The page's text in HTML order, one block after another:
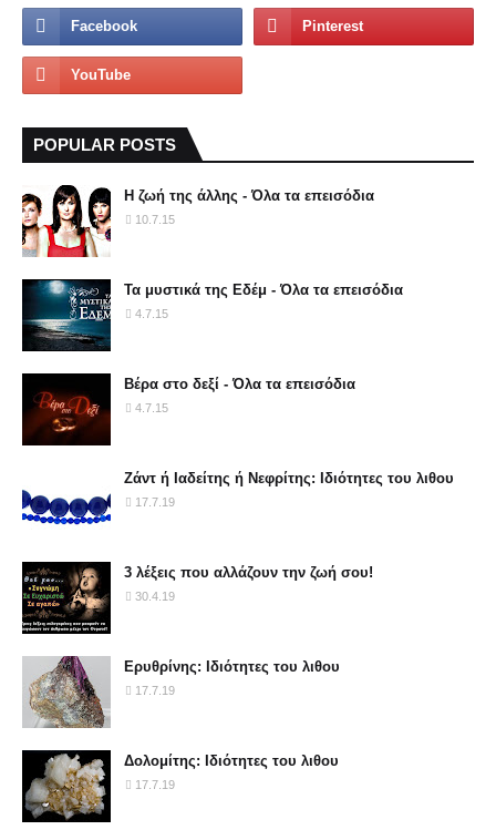
POPULAR POSTS
Η ζωή της άλλης - Όλα τα επεισόδια
10.7.15
Τα μυστικά της Εδέμ - Όλα τα επεισόδια
4.7.15
Βέρα στο δεξί - Όλα τα επεισόδια
4.7.15
Ζάντ ή Ιαδείτης ή Νεφρίτης: Ιδιότητες του λιθου
17.7.19
3 λέξεις που αλλάζουν την ζωή σου!
30.4.19
Ερυθρίνης: Ιδιότητες του λιθου
17.7.19
Δολομίτης: Ιδιότητες του λιθου
17.7.19